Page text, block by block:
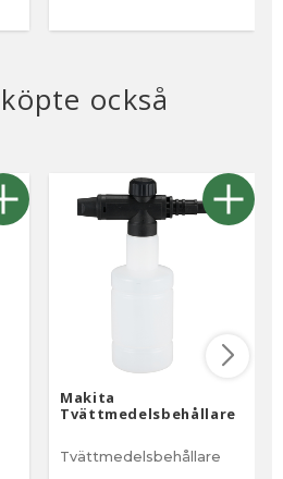
också
Makita
Tvättmedelsbehållare
Tvättmedelsbehållare